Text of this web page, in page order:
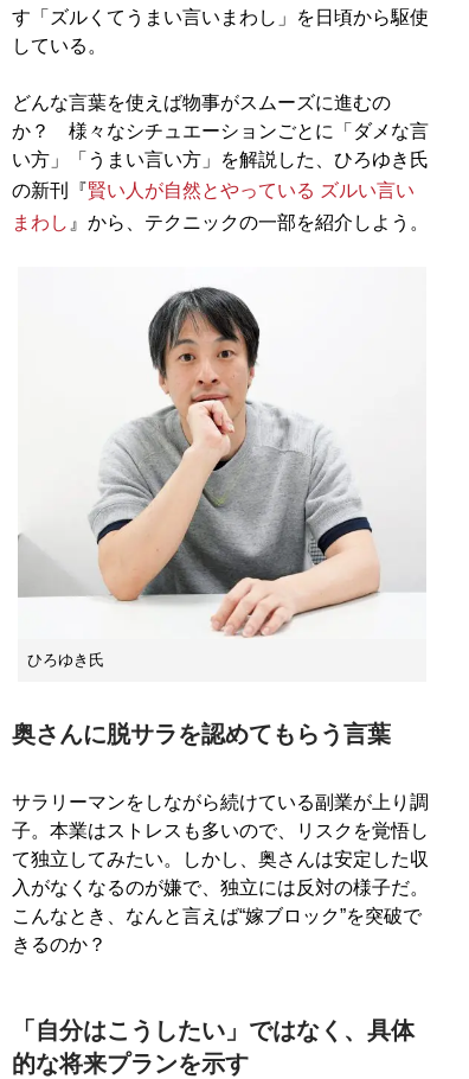
す「ズルくてうまい言いまわし」を日頃から駆使
している。
どんな言葉を使えば物事がスムーズに進むの
か？ 様々なシチュエーションごとに「ダメな言
い方」「うまい言い方」を解説した、ひろゆき氏
の新刊『賢い人が自然とやっている ズルい言い
まわし 』から、テクニックの一部を紹介しよう。
ひろゆき氏
奥さんに脱サラを認めてもらう言葉
サラリーマンをしながら続けている副業が上り調
子。本業はストレスも多いので、リスクを覚悟し
て独立してみたい。しかし、奥さんは安定した収
入がなくなるのが嫌で、独立には反対の様子だ。
こんなとき、なんと言えば“嫁ブロック”を突破で
きるのか？
「自分はこうしたい」ではなく、具体
的な将来プランを示す